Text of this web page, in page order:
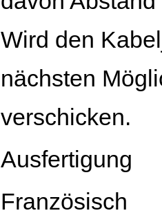
Wird den
nächsten
verschicken.
Ausfertigung
Französisch